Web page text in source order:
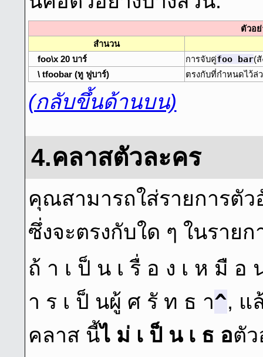
ตัวอ
สํานวน
foo\x 20 บาร์
การจับคู่foo bar(สั
\ tfoobar (ทู ฟูบาร์)
ตรงกับที่กำหนดไว้ล่
(กลับขึ้นด้านบน)
4.คลาสตัวละคร
คุณสามารถใส่รายการตัว
ซึ่งจะตรงกับใด ๆ ในรายก
ถ้ า เ ป็ น เ รื่ อ ง เ ห มื อ
า ร เ ป็ นผู้ ศ รั ท ธ า^, แ
คลาส นี้ไ ม่ เ ป็ น เ ธ อตั